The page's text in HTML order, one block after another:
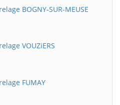
BOGNY-SUR-MEUSE
VOUZiERS
FUMAY